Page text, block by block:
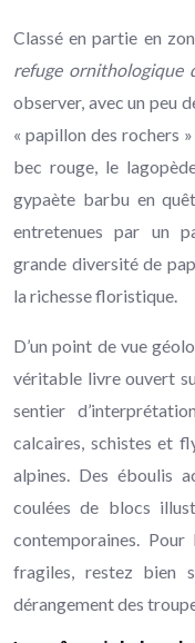
Classé en partie en
refuge ornithologique
observer, avec un peu
« papillon des rochers
bec rouge, le
gypaète barbu en
entretenues par un
grande diversité de
la richesse floristique.
D’un point de vue
véritable livre ouvert
sentier
calcaires, schistes et
alpines. Des éboulis
coulées de blocs
contemporaines.
fragiles, restez bien
dérangement des